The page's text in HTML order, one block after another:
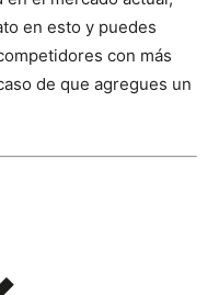
en esto y puedes
con más
de que agregues un